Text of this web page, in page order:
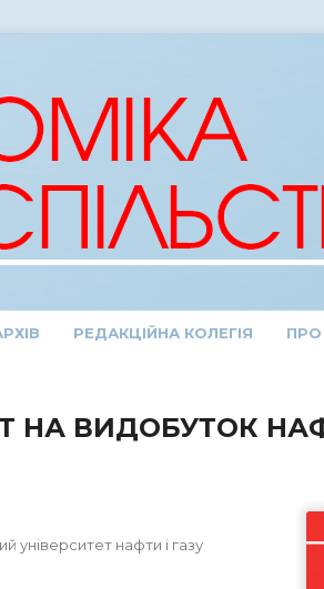
РЕДАКЦІЙНА КОЛЕГІЯ
НА ВИДОБУТОК
університет нафти і газу